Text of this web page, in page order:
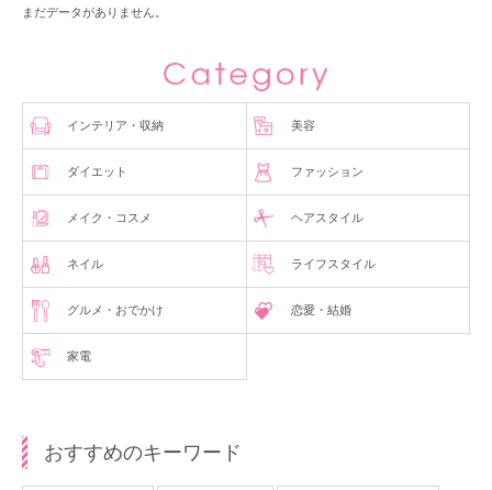
まだデータがありません。
インテリア・収納 美容
ダイエット ファッション
メイク・コスメ ヘアスタイル
ネイル ライフスタイル
グルメ・おでかけ 恋愛・結婚
家電
おすすめのキーワード